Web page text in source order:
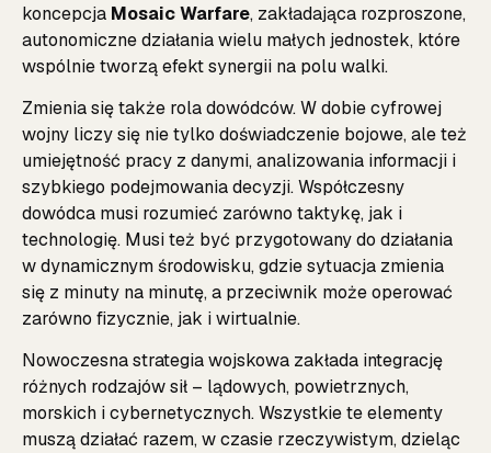
koncepcja Mosaic Warfare, zakładająca rozproszone,
autonomiczne działania wielu małych jednostek, które
wspólnie tworzą efekt synergii na polu walki.
Zmienia się także rola dowódców. W dobie cyfrowej
wojny liczy się nie tylko doświadczenie bojowe, ale też
umiejętność pracy z danymi, analizowania informacji i
szybkiego podejmowania decyzji. Współczesny
dowódca musi rozumieć zarówno taktykę, jak i
technologię. Musi też być przygotowany do działania
w dynamicznym środowisku, gdzie sytuacja zmienia
się z minuty na minutę, a przeciwnik może operować
zarówno fizycznie, jak i wirtualnie.
Nowoczesna strategia wojskowa zakłada integrację
różnych rodzajów sił – lądowych, powietrznych,
morskich i cybernetycznych. Wszystkie te elementy
muszą działać razem, w czasie rzeczywistym, dzieląc